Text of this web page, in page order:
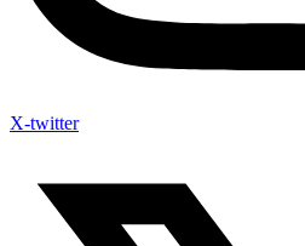
X-twitter